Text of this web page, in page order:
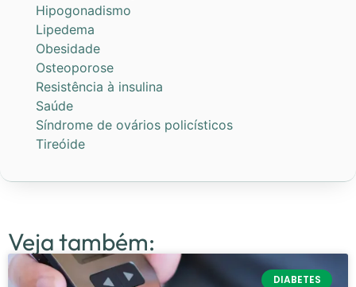
Hipogonadismo
Lipedema
Obesidade
Osteoporose
Resistência à insulina
Saúde
Síndrome de ovários policísticos
Tireóide
Veja também:
DIABETES